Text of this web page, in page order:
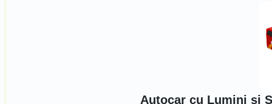
Autocar cu Lumini si